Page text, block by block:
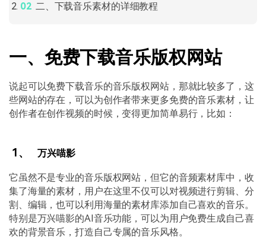
二、下载音乐素材的详细教程
一、免费下载音乐版权网站
说起可以免费下载音乐的音乐版权网站，那就比较多了，这
些网站的存在，可以为创作者带来更多免费的音乐素材，让
创作者在创作视频的时候，变得更加简单易行，比如：
1、 万兴喵影
它虽然不是专业的音乐版权网站，但它的音频素材库中，收
集了海量的素材，用户在这里不仅可以对视频进行剪辑、分
割、编辑，也可以利用海量的素材库添加自己喜欢的音乐。
特别是万兴喵影的AI音乐功能，可以为用户免费生成自己喜
欢的背景音乐，打造自己专属的音乐风格。